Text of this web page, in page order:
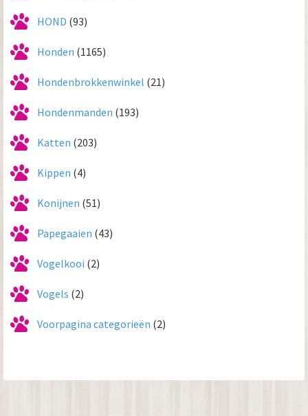
HOND (93)
Honden (1165)
Hondenbrokkenwinkel (21)
Hondenmanden (193)
Katten (203)
Kippen (4)
Konijnen (51)
Papegaaien (43)
Vogelkooi (2)
Vogels (2)
Voorpagina categorieën (2)